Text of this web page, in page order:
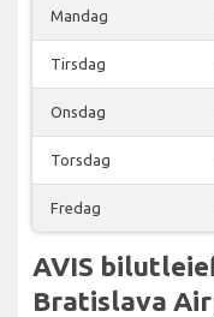
Mandag
Tirsdag
Onsdag
Torsdag
Fredag
AVIS
Bratislava